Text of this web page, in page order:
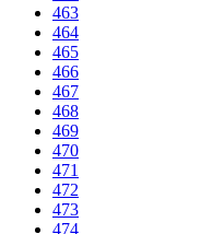
463
464
465
466
467
468
469
470
471
472
473
474